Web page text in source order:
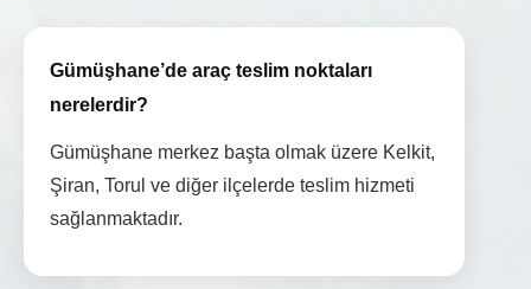
Gümüşhane’de araç teslim noktaları
nerelerdir?
Gümüşhane merkez başta olmak üzere Kelkit,
Şiran, Torul ve diğer ilçelerde teslim hizmeti
sağlanmaktadır.